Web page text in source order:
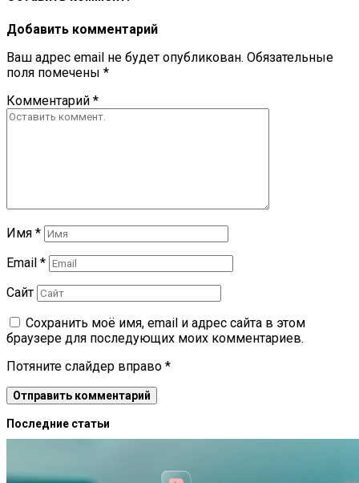
Добавить комментарий
Ваш адрес email не будет опубликован. Обязательные
поля помечены *
Комментарий *
Имя *
Email *
Сайт
Сохранить моё имя, email и адрес сайта в этом
браузере для последующих моих комментариев.
Потяните слайдер вправо *
Последние статьи